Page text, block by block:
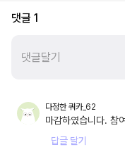
댓글 1
다정한 쿼카_62
마감하였습니다. 참
답글 달기